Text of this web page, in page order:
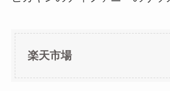
楽天市場